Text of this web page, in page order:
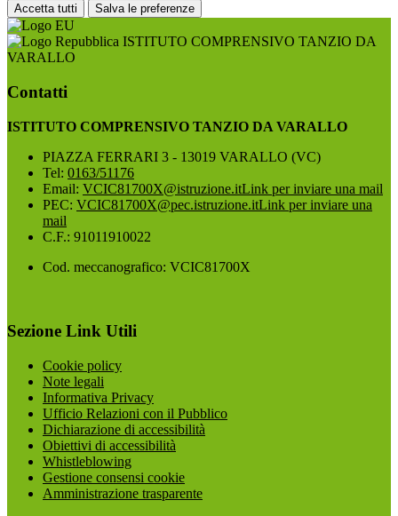
Accetta tutti Salva le preferenze
ISTITUTO COMPRENSIVO TANZIO DA
VARALLO
Contatti
ISTITUTO COMPRENSIVO TANZIO DA VARALLO
PIAZZA FERRARI 3 - 13019 VARALLO (VC)
Tel: 0163/51176
Email: VCIC81700X@istruzione.itLink per inviare una mail
PEC: VCIC81700X@pec.istruzione.itLink per inviare una
mail
C.F.: 91011910022
Cod. meccanografico: VCIC81700X
Sezione Link Utili
Cookie policy
Note legali
Informativa Privacy
Ufficio Relazioni con il Pubblico
Dichiarazione di accessibilità
Obiettivi di accessibilità
Whistleblowing
Gestione consensi cookie
Amministrazione trasparente